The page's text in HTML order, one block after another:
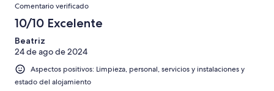
Comentario verificado
10/10 Excelente
Beatriz
24 de ago de 2024
Aspectos positivos: Limpieza, personal, servicios y instalaciones y
estado del alojamiento